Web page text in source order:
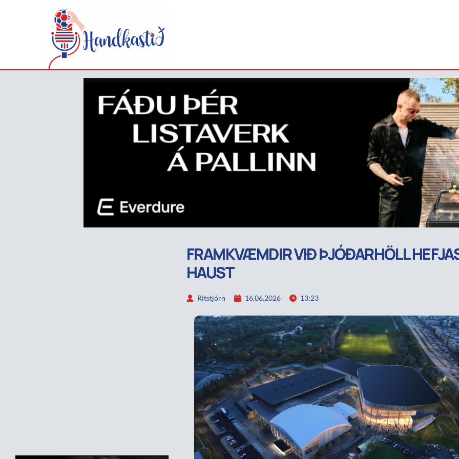
FRAMKVÆMDIR VIÐ ÞJÓÐARHÖLL
HAUST
Ritstjórn 16.06.2026 13:23